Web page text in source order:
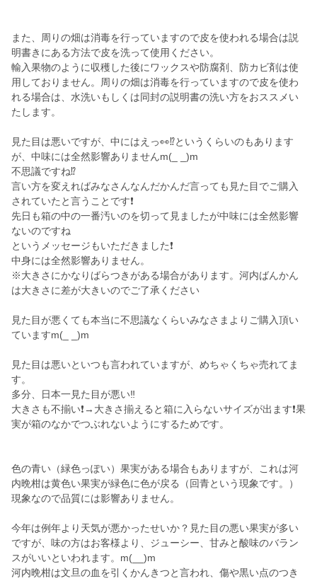
また、周りの畑は消毒を行っていますので皮を使われる場合は説
明書きにある方法で皮を洗って使用ください。
輸入果物のように収穫した後にワックスや防腐剤、防カビ剤は使
用しておりません。周りの畑は消毒を行っていますので皮を使わ
れる場合は、水洗いもしくは同封の説明書の洗い方をおススメい
たします。
見た目は悪いですが、中にはえっ👀⁉️というくらいのもあります
が、中味には全然影響ありませんm(_ _)m
不思議ですね⁉️
言い方を変えればみなさんなんだかんだ言っても見た目でご購入
されていたと言うことです❗
先日も箱の中の一番汚いのを切って見ましたが中味には全然影響
ないのですね
というメッセージもいただきました❗
中身には全然影響ありません。
※大きさにかなりばらつきがある場合があります。河内ばんかん
は大きさに差が大きいのでご了承ください
見た目が悪くても本当に不思議なくらいみなさまよりご購入頂い
ていますm(_ _)m
見た目は悪いといつも言われていますが、めちゃくちゃ売れてま
す。
多分、日本一見た目が悪い‼️
大きさも不揃い❗→大きさ揃えると箱に入らないサイズが出ます❗果
実が箱のなかでつぶれないようにするためです。
色の青い（緑色っぽい）果実がある場合もありますが、これは河
内晩柑は黄色い果実が緑色に色が戻る（回青という現象です。）
現象なので品質には影響ありません。
今年は例年より天気が悪かったせいか？見た目の悪い果実が多い
ですが、味の方はお客様より、ジューシー、甘みと酸味のバラン
スがいいといわれます。m(__)m
河内晩柑は文旦の血を引くかんきつと言われ、傷や黒い点のつき